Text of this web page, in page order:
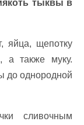
тыквы в
яйца, щепотку
а также муку.
до однородной
сливочным